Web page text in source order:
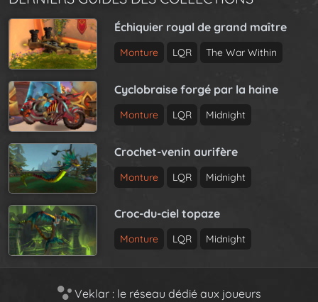
Échiquier royal de grand maître
Monture LQR The War Within
Cyclobraise forgé par la haine
Monture LQR Midnight
Crochet-venin aurifère
Monture LQR Midnight
Croc-du-ciel topaze
Monture LQR Midnight
Veklar : le réseau dédié aux joueurs